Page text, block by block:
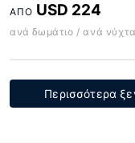
ΑΠΌ USD 224
ανά δωμάτιο / ανά νύχτα
Περισσότερα